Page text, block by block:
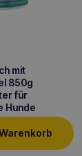
mit
850g
für
Hunde